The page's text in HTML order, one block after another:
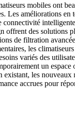
mobiles ont
Les améliorations en
connectivité
offrent des solutions
de filtration
les
variés des
un espace
existant, les nouveaux
accrues pour